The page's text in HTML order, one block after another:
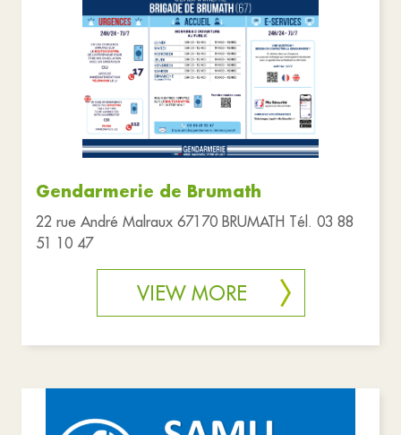
Gendarmerie de Brumath
22 rue André Malraux 67170 BRUMATH Tél. 03 88
51 10 47
VIEW MORE